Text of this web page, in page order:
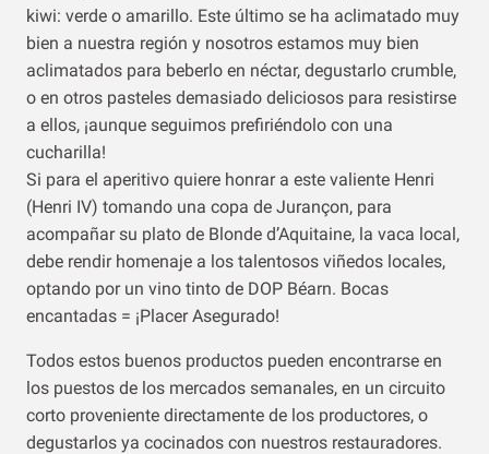
kiwi: verde o amarillo. Este último se ha aclimatado muy
bien a nuestra región y nosotros estamos muy bien
aclimatados para beberlo en néctar, degustarlo crumble,
o en otros pasteles demasiado deliciosos para resistirse
a ellos, ¡aunque seguimos prefiriéndolo con una
cucharilla!
Si para el aperitivo quiere honrar a este valiente Henri
(Henri IV) tomando una copa de Jurançon, para
acompañar su plato de Blonde d’Aquitaine, la vaca local,
debe rendir homenaje a los talentosos viñedos locales,
optando por un vino tinto de DOP Béarn. Bocas
encantadas = ¡Placer Asegurado!
Todos estos buenos productos pueden encontrarse en
los puestos de los mercados semanales, en un circuito
corto proveniente directamente de los productores, o
degustarlos ya cocinados con nuestros restauradores.